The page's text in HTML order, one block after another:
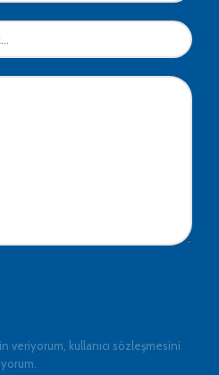
veriyorum, kullanıcı sözleşmesini